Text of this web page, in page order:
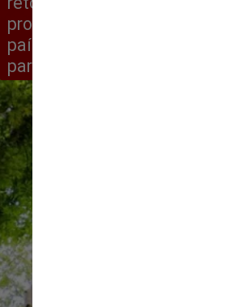
programa que recebe
países europeus, que havia
paralisado na gestão